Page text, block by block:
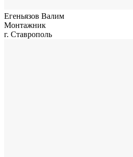
Егеньязов Валим
Монтажник
г. Ставрополь